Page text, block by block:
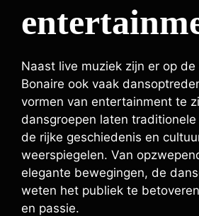
Naast live muziek zijn er op
Bonaire ook vaak
vormen van entertainment te
dansgroepen laten
de rijke geschiedenis en
weerspiegelen. Van
elegante bewegingen, de
weten het publiek te
en passie.